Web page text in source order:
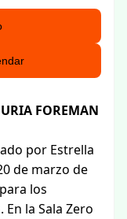
FOREMAN
por Estrella
de marzo de
los
la Sala Zero